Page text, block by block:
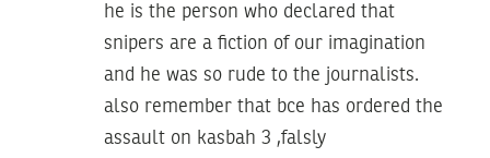
he is the person who declared that
snipers are a fiction of our imagination
and he was so rude to the journalists.
also remember that bce has ordered the
assault on kasbah 3 ,falsly